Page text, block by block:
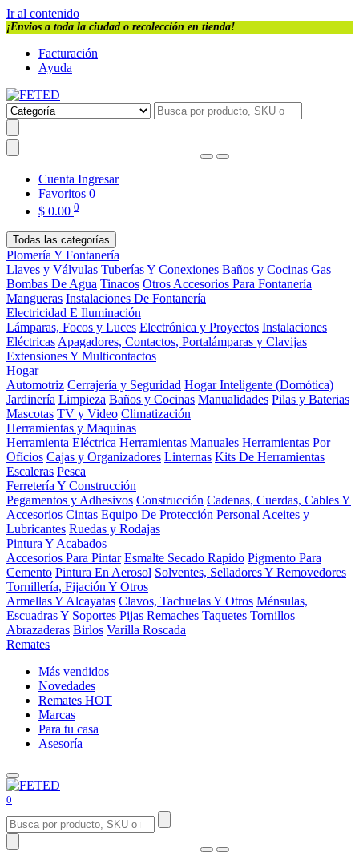
Ir al contenido
¡Envios a toda la ciudad o recolección en tienda!
Facturación
Ayuda
Cuenta Ingresar
Favoritos 0
$ 0.00 0
Todas las categorías
Plomería Y Fontanería
Llaves y Válvulas Tuberías Y Conexiones Baños y Cocinas Gas
Bombas De Agua Tinacos Otros Accesorios Para Fontanería
Mangueras Instalaciones De Fontanería
Electricidad E Iluminación
Lámparas, Focos y Luces Electrónica y Proyectos Instalaciones
Eléctricas Apagadores, Contactos, Portalámparas y Clavijas
Extensiones Y Multicontactos
Hogar
Automotriz Cerrajería y Seguridad Hogar Inteligente (Domótica)
Jardinería Limpieza Baños y Cocinas Manualidades Pilas y Baterias
Mascotas TV y Video Climatización
Herramientas y Maquinas
Herramienta Eléctrica Herramientas Manuales Herramientas Por
Ofícios Cajas y Organizadores Linternas Kits De Herramientas
Escaleras Pesca
Ferretería Y Construcción
Pegamentos y Adhesivos Construcción Cadenas, Cuerdas, Cables Y
Accesorios Cintas Equipo De Protección Personal Aceites y
Lubricantes Ruedas y Rodajas
Pintura Y Acabados
Accesorios Para Pintar Esmalte Secado Rapido Pigmento Para
Cemento Pintura En Aerosol Solventes, Selladores Y Removedores
Tornillería, Fijación Y Otros
Armellas Y Alcayatas Clavos, Tachuelas Y Otros Ménsulas,
Escuadras Y Soportes Pijas Remaches Taquetes Tornillos
Abrazaderas Birlos Varilla Roscada
Remates
Más vendidos
Novedades
Remates HOT
Marcas
Para tu casa
Asesoría
0